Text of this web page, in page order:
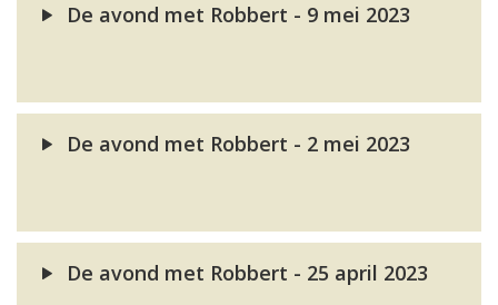
De avond met Robbert - 9 mei 2023
De avond met Robbert - 2 mei 2023
De avond met Robbert - 25 april 2023